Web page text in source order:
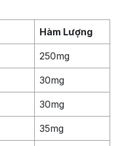
Hàm Lượng
250mg
30mg
30mg
35mg